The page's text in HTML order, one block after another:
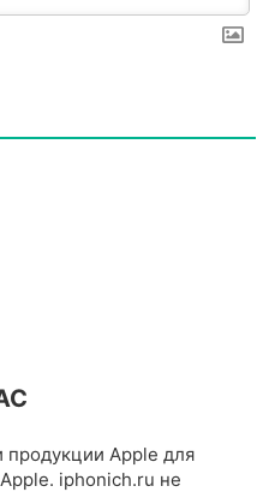
продукции Apple для
iphonich.ru не